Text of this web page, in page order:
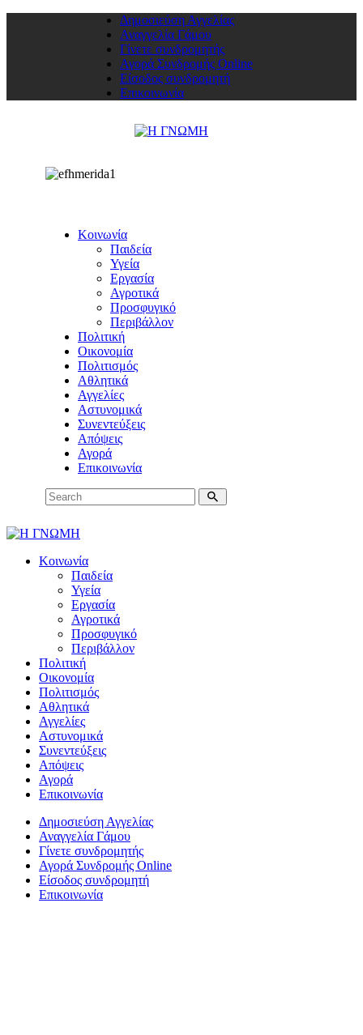
Δημοσιεύση Αγγελίας
Αναγγελία Γάμου
Γίνετε συνδρομητής
Αγορά Συνδρομής Online
Είσοδος συνδρομητή
Επικοινωνία
Κοινωνία
Παιδεία
Υγεία
Εργασία
Αγροτικά
Προσφυγικό
Περιβάλλον
Πολιτική
Οικονομία
Πολιτισμός
Αθλητικά
Αγγελίες
Αστυνομικά
Συνεντεύξεις
Απόψεις
Αγορά
Επικοινωνία
Κοινωνία
Παιδεία
Υγεία
Εργασία
Αγροτικά
Προσφυγικό
Περιβάλλον
Πολιτική
Οικονομία
Πολιτισμός
Αθλητικά
Αγγελίες
Αστυνομικά
Συνεντεύξεις
Απόψεις
Αγορά
Επικοινωνία
Δημοσιεύση Αγγελίας
Αναγγελία Γάμου
Γίνετε συνδρομητής
Αγορά Συνδρομής Online
Είσοδος συνδρομητή
Επικοινωνία